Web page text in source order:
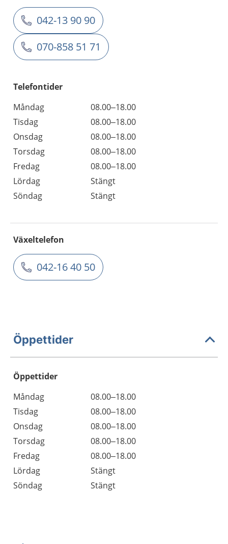
042-13 90 90
070-858 51 71
Telefontider
Måndag
08.00–18.00
Tisdag
08.00–18.00
Onsdag
08.00–18.00
Torsdag
08.00–18.00
Fredag
08.00–18.00
Lördag
Stängt
Söndag
Stängt
Växeltelefon
042-16 40 50
Öppettider
Öppettider
Dag
Öppettider
Kommentarer
Måndag
08.00–18.00
Tisdag
08.00–18.00
Onsdag
08.00–18.00
Torsdag
08.00–18.00
Fredag
08.00–18.00
Lördag
Stängt
Söndag
Stängt